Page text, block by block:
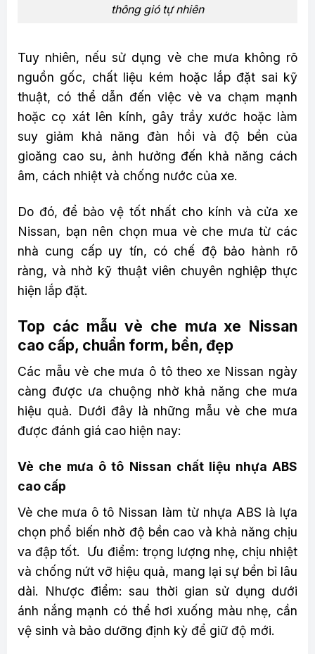
thông gió tự nhiên
Tuy nhiên, nếu sử dụng vè che mưa không rõ
nguồn gốc, chất liệu kém hoặc lắp đặt sai kỹ
thuật, có thể dẫn đến việc vè va chạm mạnh
hoặc cọ xát lên kính, gây trầy xước hoặc làm
suy giảm khả năng đàn hồi và độ bền của
gioăng cao su, ảnh hưởng đến khả năng cách
âm, cách nhiệt và chống nước của xe.
Do đó, để bảo vệ tốt nhất cho kính và cửa xe
Nissan, bạn nên chọn mua vè che mưa từ các
nhà cung cấp uy tín, có chế độ bảo hành rõ
ràng, và nhờ kỹ thuật viên chuyên nghiệp thực
hiện lắp đặt.
Top các mẫu vè che mưa xe Nissan
cao cấp, chuẩn form, bền, đẹp
Các mẫu vè che mưa ô tô theo xe Nissan ngày
càng được ưa chuộng nhờ khả năng che mưa
hiệu quả. Dưới đây là những mẫu vè che mưa
được đánh giá cao hiện nay:
Vè che mưa ô tô Nissan chất liệu nhựa ABS
cao cấp
Vè che mưa ô tô Nissan làm từ nhựa ABS là lựa
chọn phổ biến nhờ độ bền cao và khả năng chịu
va đập tốt. Ưu điểm: trọng lượng nhẹ, chịu nhiệt
và chống nứt vỡ hiệu quả, mang lại sự bền bỉ lâu
dài. Nhược điểm: sau thời gian sử dụng dưới
ánh nắng mạnh có thể hơi xuống màu nhẹ, cần
vệ sinh và bảo dưỡng định kỳ để giữ độ mới.